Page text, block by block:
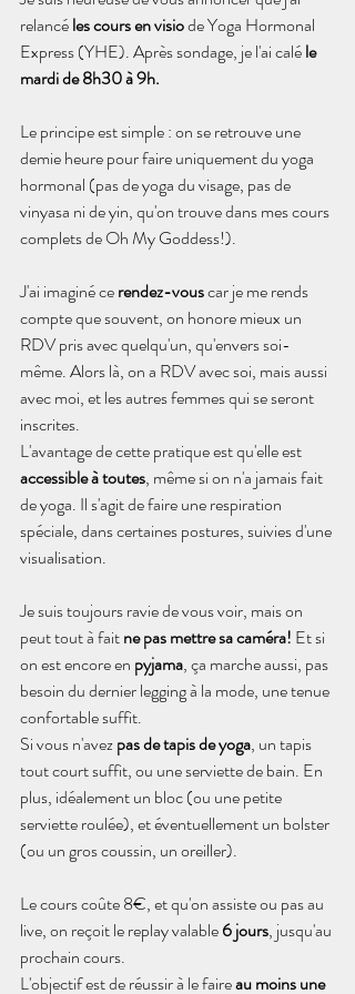
relancé les cours en visio de Yoga Hormonal
Express (YHE). Après sondage, je l'ai calé le
mardi de 8h30 à 9h.
Le principe est simple : on se retrouve une
demie heure pour faire uniquement du yoga
hormonal (pas de yoga du visage, pas de
vinyasa ni de yin, qu'on trouve dans mes cours
complets de Oh My Goddess!).
J'ai imaginé ce rendez-vous car je me rends
compte que souvent, on honore mieux un
RDV pris avec quelqu'un, qu'envers soi-
même. Alors là, on a RDV avec soi, mais aussi
avec moi, et les autres femmes qui se seront
inscrites.
L'avantage de cette pratique est qu'elle est
accessible à toutes, même si on n'a jamais fait
de yoga. Il s'agit de faire une respiration
spéciale, dans certaines postures, suivies d'une
visualisation.
Je suis toujours ravie de vous voir, mais on
peut tout à fait ne pas mettre sa caméra! Et si
on est encore en pyjama, ça marche aussi, pas
besoin du dernier legging à la mode, une tenue
confortable suffit.
Si vous n'avez pas de tapis de yoga, un tapis
tout court suffit, ou une serviette de bain. En
plus, idéalement un bloc (ou une petite
serviette roulée), et éventuellement un bolster
(ou un gros coussin, un oreiller).
Le cours coûte 8€, et qu'on assiste ou pas au
live, on reçoit le replay valable 6 jours, jusqu'au
prochain cours.
L'objectif est de réussir à le faire au moins une